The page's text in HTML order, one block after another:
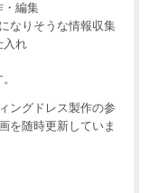
・編集
なりそうな情報収集
入れ
ングドレス製作の参
を随時更新していま